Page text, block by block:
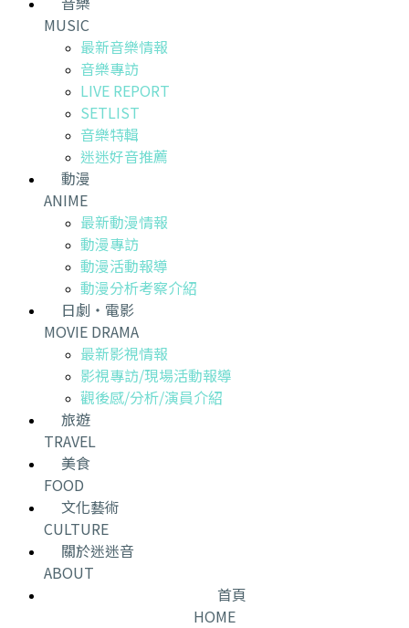
MUSIC
最新音樂情報
音樂專訪
LIVE REPORT
SETLIST
音樂特輯
迷迷好音推薦
動漫
ANIME
最新動漫情報
動漫專訪
動漫活動報導
動漫分析考察介紹
日劇・電影
MOVIE DRAMA
最新影視情報
影視專訪/現場活動報導
觀後感/分析/演員介紹
旅遊
TRAVEL
美食
FOOD
文化藝術
CULTURE
關於迷迷音
ABOUT
首頁
HOME